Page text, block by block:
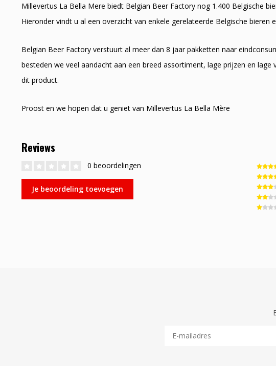
Millevertus La Bella Mere biedt Belgian Beer Factory nog 1.400 Belgische
Hieronder vindt u al een overzicht van enkele gerelateerde Belgische bieren
Belgian Beer Factory verstuurt al meer dan 8 jaar pakketten naar
besteden we veel aandacht aan een breed assortiment, lage prijzen en
dit product.
Proost en we hopen dat u geniet van Millevertus La Bella Mère
Reviews
0 beoordelingen
Je beoordeling toevoegen